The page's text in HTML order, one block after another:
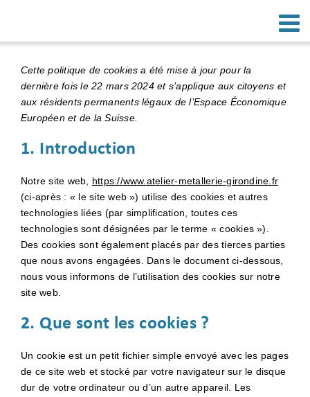
contenu
Cette politique de cookies a été mise à jour pour la
dernière fois le 22 mars 2024 et s’applique aux citoyens et
aux résidents permanents légaux de l’Espace Économique
Européen et de la Suisse.
1. Introduction
Notre site web, https://www.atelier-metallerie-girondine.fr
(ci-après : « le site web ») utilise des cookies et autres
technologies liées (par simplification, toutes ces
technologies sont désignées par le terme « cookies »).
Des cookies sont également placés par des tierces parties
que nous avons engagées. Dans le document ci-dessous,
nous vous informons de l’utilisation des cookies sur notre
site web.
2. Que sont les cookies ?
Un cookie est un petit fichier simple envoyé avec les pages
de ce site web et stocké par votre navigateur sur le disque
dur de votre ordinateur ou d’un autre appareil. Les